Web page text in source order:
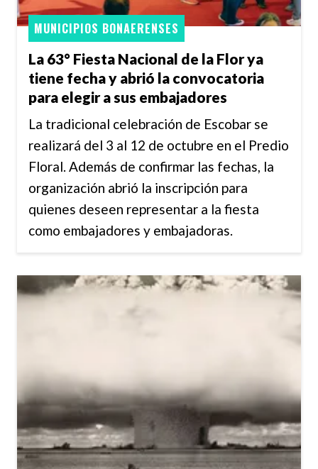
La 63° Fiesta Nacional de la Flor ya
tiene fecha y abrió la convocatoria
para elegir a sus embajadores
MUNICIPIOS BONAERENSES
La tradicional celebración de Escobar se
realizará del 3 al 12 de octubre en el Predio
Floral. Además de confirmar las fechas, la
organización abrió la inscripción para
quienes deseen representar a la fiesta
como embajadores y embajadoras.